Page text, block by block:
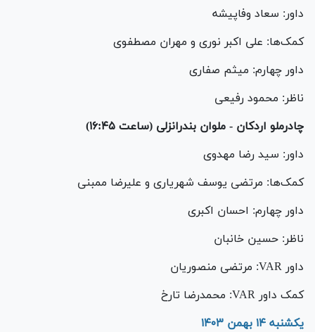
داور: سعاد وفاپیشه
کمک‌ها: علی اکبر نوری و مهران مصطفوی
داور چهارم: میثم صفاری
ناظر: محمود رفیعی
چادرملو اردکان - ملوان بندرانزلی (ساعت ۱۶:۴۵)
داور: سید رضا مهدوی
کمک‌ها: مرتضی یوسف شهریاری و علیرضا ممبنی
داور چهارم: احسان اکبری
ناظر: حسین خانبان
داور VAR: مرتضی منصوریان
کمک داور VAR: محمدرضا تارخ
یکشنبه ۱۴ بهمن ۱۴۰۳